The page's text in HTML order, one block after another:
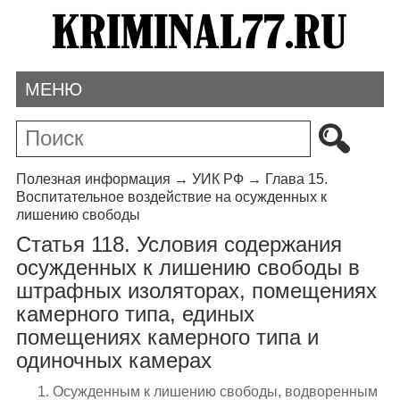
МЕНЮ
Полезная информация → УИК РФ→ Глава 15.
Воспитательное воздействие на осужденных к
лишению свободы
Статья 118. Условия содержания
осужденных к лишению свободы в
штрафных изоляторах, помещениях
камерного типа, единых
помещениях камерного типа и
одиночных камерах
1. Осужденным к лишению свободы, водворенным